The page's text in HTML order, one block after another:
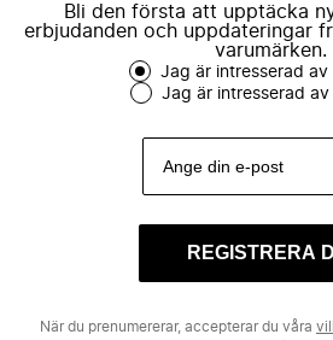
Bli den första att upptäcka
erbjudanden och uppdateringar
varumärken.
Jag är intresserad av
Jag är intresserad av
REGISTRERA
När du prenumererar, accepterar du våra